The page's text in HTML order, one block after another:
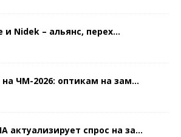
и Nidek – альянс, перех...
ЧМ-2026: оптикам на зам...
актуализирует спрос на за...